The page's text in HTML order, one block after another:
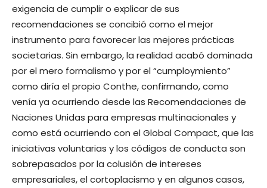
exigencia de cumplir o explicar de sus
recomendaciones se concibió como el mejor
instrumento para favorecer las mejores prácticas
societarias. Sin embargo, la realidad acabó dominada
por el mero formalismo y por el “cumploymiento”
como diría el propio Conthe, confirmando, como
venía ya ocurriendo desde las Recomendaciones de
Naciones Unidas para empresas multinacionales y
como está ocurriendo con el Global Compact, que las
iniciativas voluntarias y los códigos de conducta son
sobrepasados por la colusión de intereses
empresariales, el cortoplacismo y en algunos casos,